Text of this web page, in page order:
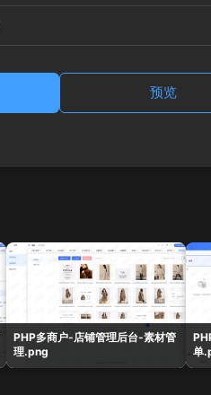
预览
PHP多商户-店铺管理后台-素材管
理.png
单